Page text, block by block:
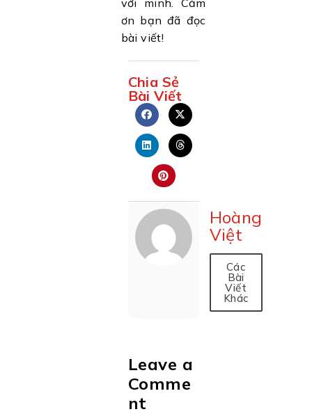
với minh. Cảm
ơn bạn đã đọc
bài viết!
Chia Sẻ
Bài Viết
Hoàng
Việt
Các
Bài
Viết
Khác
Leave a
Comme
nt